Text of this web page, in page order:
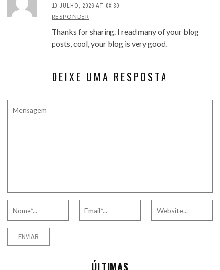
10 JULHO, 2026 AT 08:30
RESPONDER
Thanks for sharing. I read many of your blog
posts, cool, your blog is very good.
DEIXE UMA RESPOSTA
ÚLTIMAS